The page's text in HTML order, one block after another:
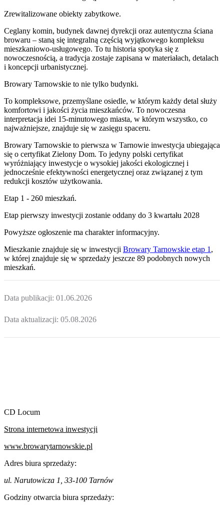
Zrewitalizowane obiekty zabytkowe.
Ceglany komin, budynek dawnej dyrekcji oraz autentyczna ściana
browaru – staną się integralną częścią wyjątkowego kompleksu
mieszkaniowo-usługowego. To tu historia spotyka się z
nowoczesnością, a tradycja zostaje zapisana w materiałach, detalach
i koncepcji urbanistycznej.
Browary Tarnowskie to nie tylko budynki.
To kompleksowe, przemyślane osiedle, w którym każdy detal służy
komfortowi i jakości życia mieszkańców. To nowoczesna
interpretacja idei 15-minutowego miasta, w którym wszystko, co
najważniejsze, znajduje się w zasięgu spaceru.
Browary Tarnowskie to pierwsza w Tarnowie inwestycja ubiegająca
się o certyfikat Zielony Dom. To jedyny polski certyfikat
wyróżniający inwestycje o wysokiej jakości ekologicznej i
jednocześnie efektywności energetycznej oraz związanej z tym
redukcji kosztów użytkowania.
Etap 1 - 260 mieszkań.
Etap pierwszy inwestycji zostanie oddany do 3 kwartału 2028
Powyższe ogłoszenie ma charakter informacyjny.
Mieszkanie znajduje się w inwestycji Browary Tarnowskie etap 1 ,
w której znajduje się w sprzedaży jeszcze 89 podobnych nowych
mieszkań.
Data publikacji: 01.06.2026
Data aktualizacji: 05.08.2026
CD Locum
Strona internetowa inwestycji
www.browarytarnowskie.pl
Adres biura sprzedaży:
ul. Narutowicza 1, 33-100 Tarnów
Godziny otwarcia biura sprzedaży: